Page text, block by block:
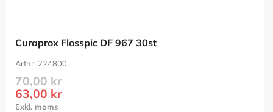
Curaprox Flosspic DF 967 30st
224800
63,00 kr
70,00kr